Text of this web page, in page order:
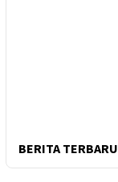
BERITA TERBARU